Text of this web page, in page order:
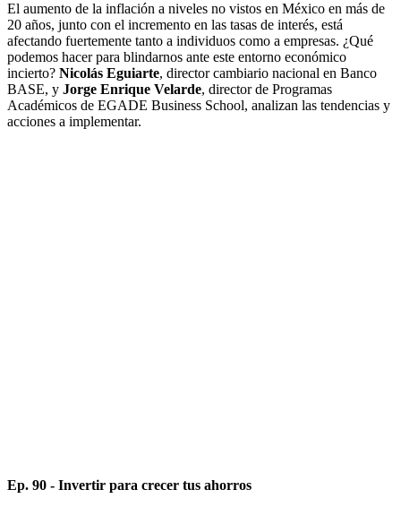
El aumento de la inflación a niveles no vistos en México en más de
20 años, junto con el incremento en las tasas de interés, está
afectando fuertemente tanto a individuos como a empresas. ¿Qué
podemos hacer para blindarnos ante este entorno económico
incierto? Nicolás Eguiarte, director cambiario nacional en Banco
BASE, y Jorge Enrique Velarde, director de Programas
Académicos de EGADE Business School, analizan las tendencias y
acciones a implementar.
Ep. 90 - Invertir para crecer tus ahorros